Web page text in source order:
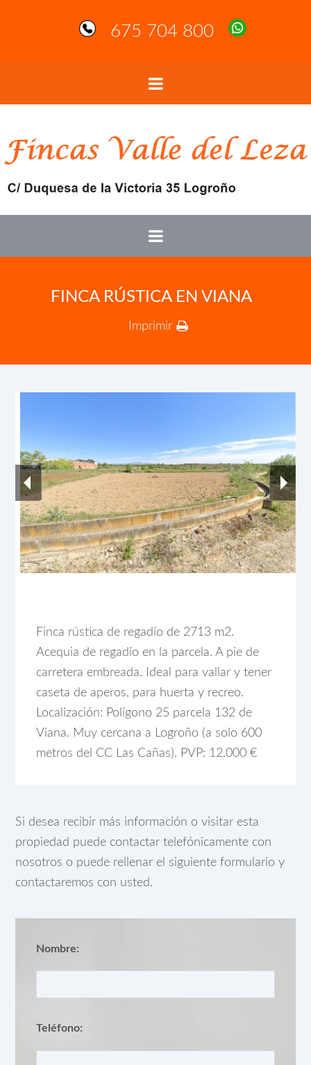
675 704 800
FINCA RÚSTICA EN VIANA
Imprimir
Finca rústica de regadío de 2713 m2.
Acequia de regadío en la parcela. A pie de
carretera embreada. Ideal para vallar y tener
caseta de aperos, para huerta y recreo.
Localización: Polígono 25 parcela 132 de
Viana. Muy cercana a Logroño (a solo 600
metros del CC Las Cañas). PVP: 12.000 €
Si desea recibir más información o visitar esta
propiedad puede contactar telefónicamente con
nosotros o puede rellenar el siguiente formulario y
contactaremos con usted.
Nombre:
Teléfono: